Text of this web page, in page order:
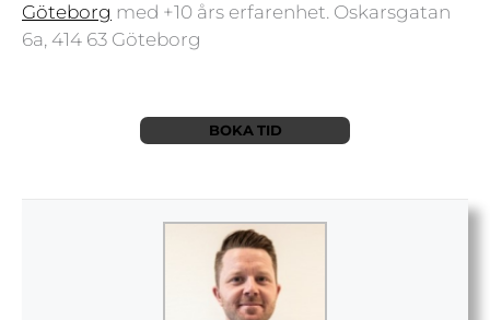
Göteborg med +10 års erfarenhet. Oskarsgatan
6a, 414 63 Göteborg
BOKA TID